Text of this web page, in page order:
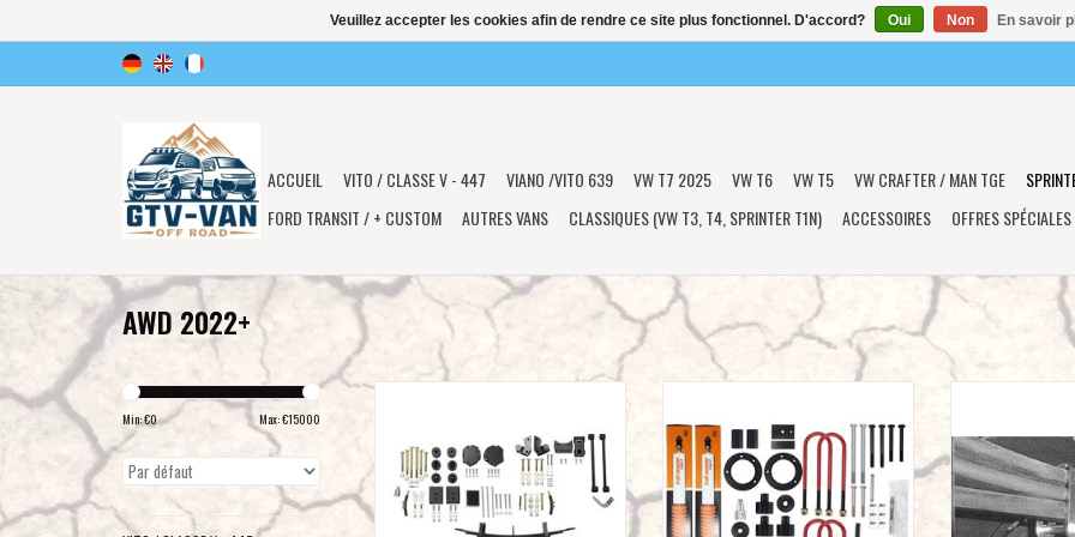
ACCUEIL VITO / CLASSE V - 447 VIANO /VITO 639 VW T7 2025 VW T6 VW T5 VW CRAFTER / MAN TGE
FORD TRANSIT / + CUSTOM
AUTRES VANS CLASSIQUES (VW T3, T4, SPRINTER T1N) ACCESSOIRES OFFRES SPÉCIALES
AWD 2022+
Min: €0 Max: €15000
pour Mercedes Sprinter VS30/907
2022+ AWD/4x4 avec roues arrières
simples
AJOUTER AU PANIER
2022+ avec pneus simples
AJOUTER AU PANIER
simples équipé
AJOUTER
Veuillez accepter les cookies afin de rendre ce site plus fonctionnel. D'accord? Oui Non En savoir